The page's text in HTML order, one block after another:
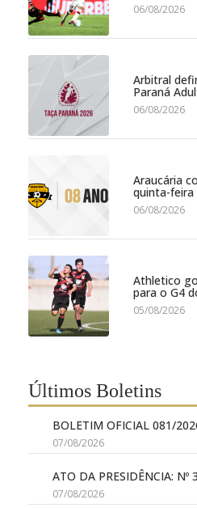
06/08/2026
Arbitral
Paraná
06/08/2026
Araucária
quinta-feira
06/08/2026
Athletico
para o G4
05/08/2026
Últimos Boletins
BOLETIM OFICIAL 081/
07/08/2026
ATO DA PRESIDÊNCIA: Nº
07/08/2026